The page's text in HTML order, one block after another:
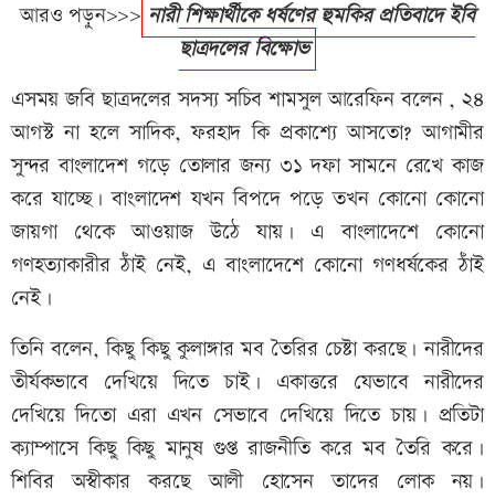
আরও পড়ুন>>> নারী শিক্ষার্থীকে ধর্ষণের হুমকির প্রতিবাদে ইবি
ছাত্রদলের বিক্ষোভ
এসময় জবি ছাত্রদলের সদস্য সচিব শামসুল আরেফিন বলেন , ২৪
আগস্ট না হলে সাদিক, ফরহাদ কি প্রকাশ্যে আসতো? আগামীর
সুন্দর বাংলাদেশ গড়ে তোলার জন্য ৩১ দফা সামনে রেখে কাজ
করে যাচ্ছে। বাংলাদেশ যখন বিপদে পড়ে তখন কোনো কোনো
জায়গা থেকে আওয়াজ উঠে যায়। এ বাংলাদেশে কোনো
গণহত্যাকারীর ঠাঁই নেই, এ বাংলাদেশে কোনো গণধর্ষকের ঠাঁই
নেই।
তিনি বলেন, কিছু কিছু কুলাঙ্গার মব তৈরির চেষ্টা করছে। নারীদের
তীর্যকভাবে দেখিয়ে দিতে চাই। একাত্তরে যেভাবে নারীদের
দেখিয়ে দিতো এরা এখন সেভাবে দেখিয়ে দিতে চায়। প্রতিটা
ক্যাম্পাসে কিছু কিছু মানুষ গুপ্ত রাজনীতি করে মব তৈরি করে।
শিবির অস্বীকার করছে আলী হোসেন তাদের লোক নয়।